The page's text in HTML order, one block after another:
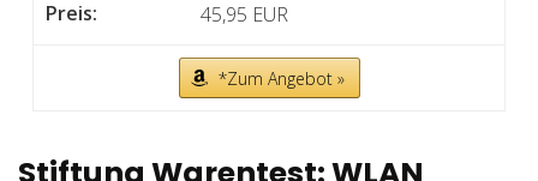
45,95 EUR
*Zum Angebot »